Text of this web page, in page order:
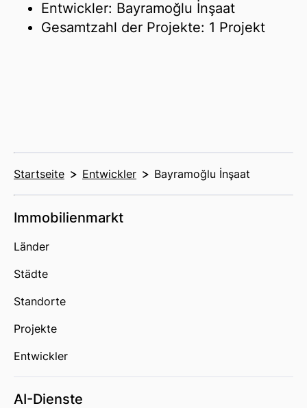
Entwickler: Bayramoğlu İnşaat
Gesamtzahl der Projekte: 1 Projekt
Startseite Entwickler Bayramoğlu İnşaat
Immobilienmarkt
Länder
Städte
Standorte
Projekte
Entwickler
AI-Dienste